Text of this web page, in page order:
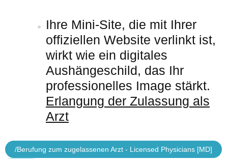
Ihre Mini-Site, die mit Ihrer
offiziellen Website verlinkt ist,
wirkt wie ein digitales
Aushängeschild, das Ihr
professionelles Image stärkt.
Erlangung der Zulassung als
Arzt
/Berufung zum zugelassenen Arzt - Licensed Physicians [MD]